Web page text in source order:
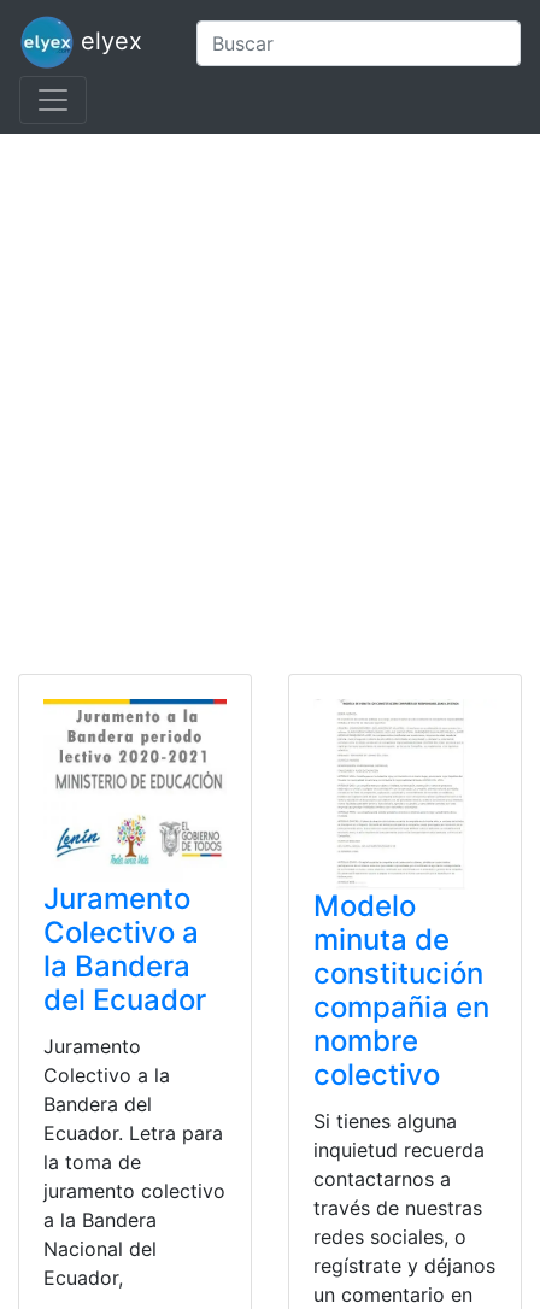
elyex
Juramento
Colectivo a
la Bandera
del Ecuador
Juramento
Colectivo a la
Bandera del
Ecuador. Letra para
la toma de
juramento colectivo
a la Bandera
Nacional del
Ecuador,
Modelo
minuta de
constitución
compañia en
nombre
colectivo
Si tienes alguna
inquietud recuerda
contactarnos a
través de nuestras
redes sociales, o
regístrate y déjanos
un comentario en